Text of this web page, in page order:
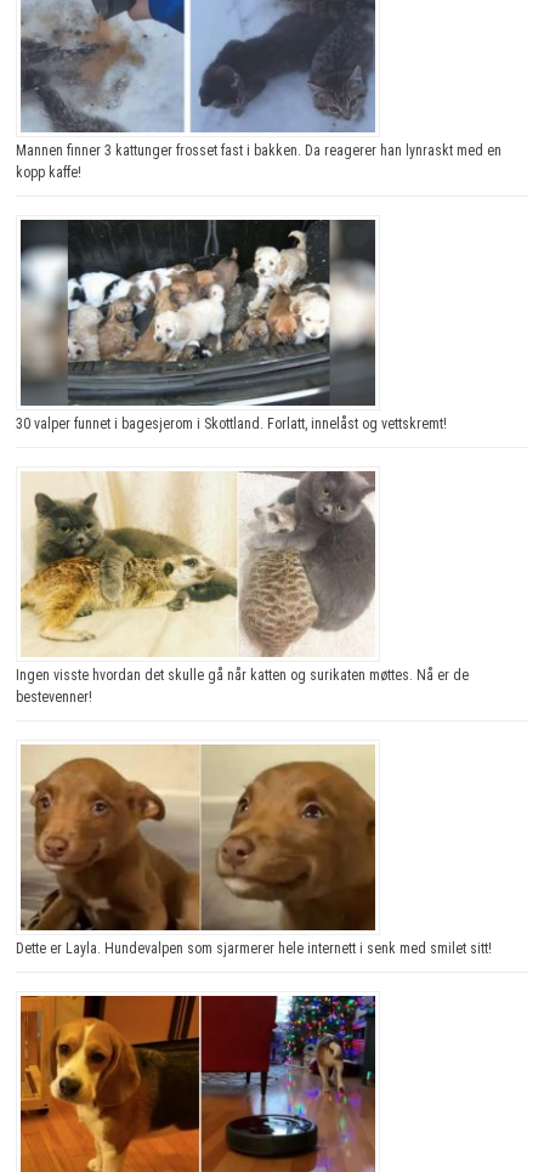
Mannen finner 3 kattunger frosset fast i bakken. Da reagerer han lynraskt med en
kopp kaffe!
30 valper funnet i bagesjerom i Skottland. Forlatt, innelåst og vettskremt!
Ingen visste hvordan det skulle gå når katten og surikaten møttes. Nå er de
bestevenner!
Dette er Layla. Hundevalpen som sjarmerer hele internett i senk med smilet sitt!